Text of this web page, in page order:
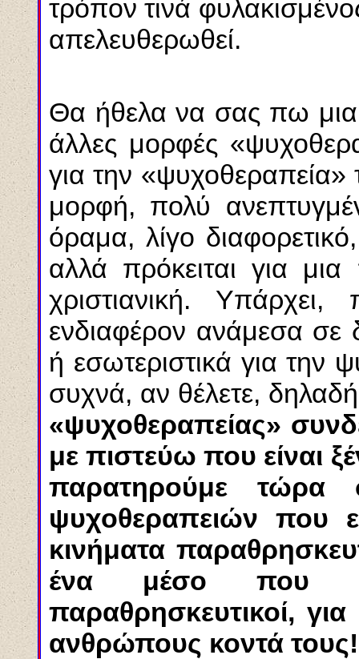
τρόπον τινά
απελευθερωθεί.
Θα ήθελα να σας πω μια
άλλες μορφές
για την «ψυχοθεραπεία»
μορφή, πολύ
όραμα, λίγο
αλλά πρόκειται για μια
χριστιανική.
ενδιαφέρον ανάμεσα σε
ή εσωτεριστικά για την
συχνά, αν θέλετε,
«ψυχοθεραπείας»
με πιστεύω που είναι
παρατηρούμε τώρα
ψυχοθεραπειών που
κινήματα
ένα μέσο που
παραθρησκευτικοί,
ανθρώπους κοντά τους!